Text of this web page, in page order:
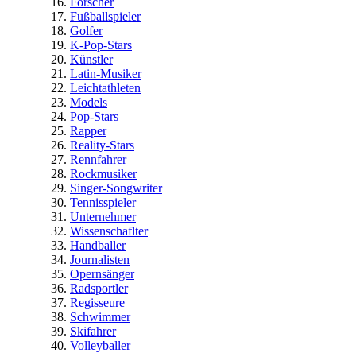
Fußballspieler
Golfer
K-Pop-Stars
Künstler
Latin-Musiker
Leichtathleten
Models
Pop-Stars
Rapper
Reality-Stars
Rennfahrer
Rockmusiker
Singer-Songwriter
Tennisspieler
Unternehmer
Wissenschaflter
Handballer
Journalisten
Opernsänger
Radsportler
Regisseure
Schwimmer
Skifahrer
Volleyballer